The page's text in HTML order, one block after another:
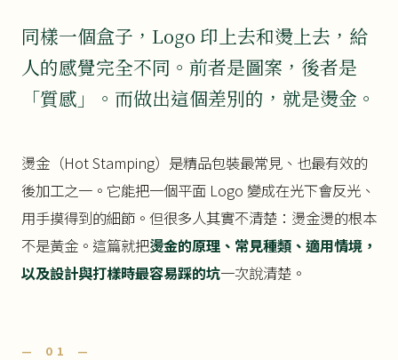
同樣一個盒子，Logo 印上去和燙上去，給
人的感覺完全不同。前者是圖案，後者是
「質感」。而做出這個差別的，就是燙金。
燙金（Hot Stamping）是精品包裝最常見、也最有效的
後加工之一。它能把一個平面 Logo 變成在光下會反光、
用手摸得到的細節。但很多人其實不清楚：燙金燙的根本
不是黃金。這篇就把燙金的原理、常見種類、適用情境，
以及設計與打樣時最容易踩的坑一次說清楚。
— 01 —